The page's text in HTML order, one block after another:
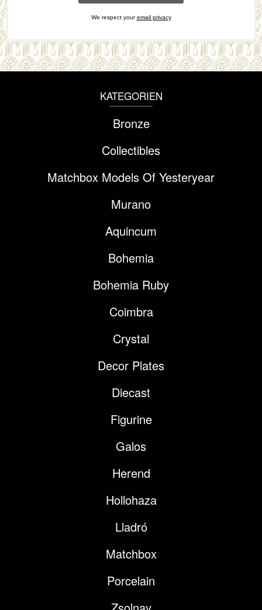
We respect youremail privacy
KATEGORIEN
Bronze
Collectibles
Matchbox Models Of Yesteryear
Murano
Aquincum
Bohemia
Bohemia Ruby
Coimbra
Crystal
Decor Plates
Diecast
Figurine
Galos
Herend
Hollohaza
Lladró
Matchbox
Porcelain